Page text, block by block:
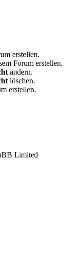
erstellen.
Forum erstellen.
ändern.
löschen.
erstellen.
Limited